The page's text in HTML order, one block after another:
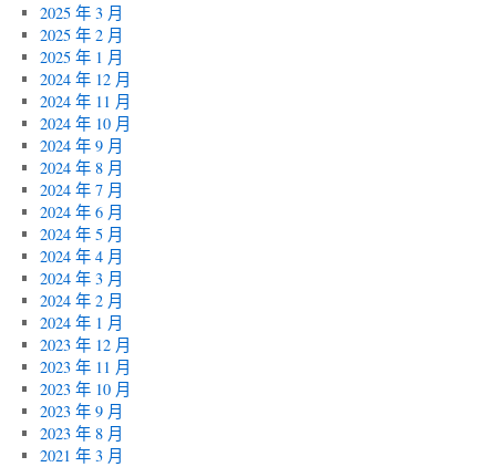
2025 年 3 月
2025 年 2 月
2025 年 1 月
2024 年 12 月
2024 年 11 月
2024 年 10 月
2024 年 9 月
2024 年 8 月
2024 年 7 月
2024 年 6 月
2024 年 5 月
2024 年 4 月
2024 年 3 月
2024 年 2 月
2024 年 1 月
2023 年 12 月
2023 年 11 月
2023 年 10 月
2023 年 9 月
2023 年 8 月
2021 年 3 月